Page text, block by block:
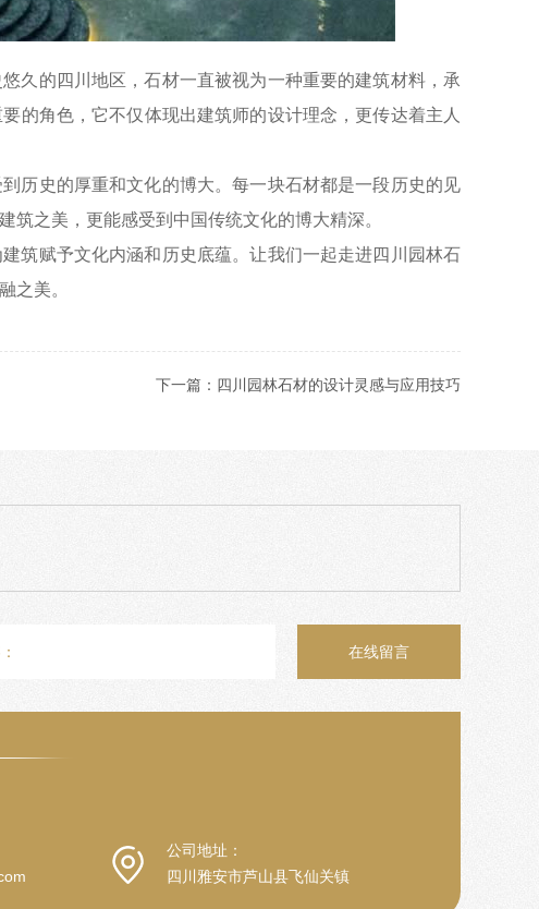
久的四川地区，石材一直被视为一种重要的建筑材料，承
的角色，它不仅体现出建筑师的设计理念，更传达着主人
历史的厚重和文化的博大。每一块石材都是一段历史的见
之美，更能感受到中国传统文化的博大精深。
筑赋予文化内涵和历史底蕴。让我们一起走进四川园林石
之美。
下一篇： 四川园林石材的设计灵感与应用技巧
在线留言
公司地址：
四川雅安市芦山县飞仙关镇